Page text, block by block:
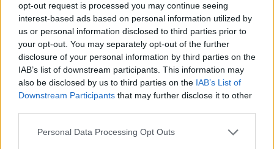
opt-out request is processed you may continue seeing
interest-based ads based on personal information utilized by
us or personal information disclosed to third parties prior to
your opt-out. You may separately opt-out of the further
disclosure of your personal information by third parties on the
IAB’s list of downstream participants. This information may
also be disclosed by us to third parties on the IAB’s List of
Downstream Participants that may further disclose it to other
Please note that this website/app uses one or more Google
Personal Data Processing Opt Outs